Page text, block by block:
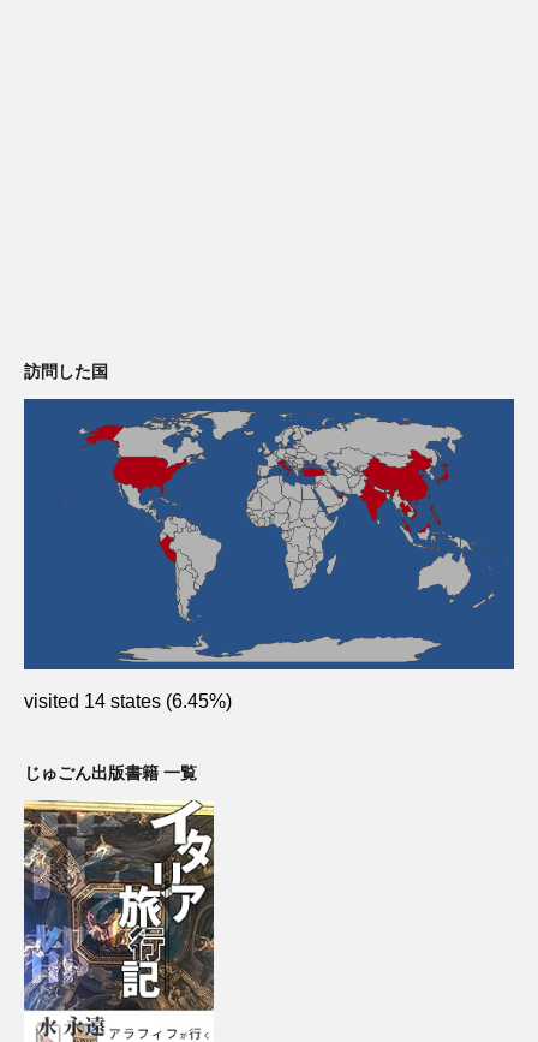
訪問した国
visited 14 states (6.45%)
じゅごん出版書籍 一覧